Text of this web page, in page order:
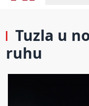
Tuzla u
ruhu